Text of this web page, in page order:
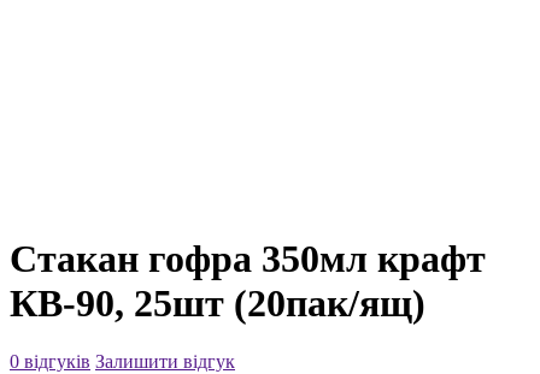
Стакан гофра 350мл крафт
КВ-90, 25шт (20пак/ящ)
0 відгуків Залишити відгук